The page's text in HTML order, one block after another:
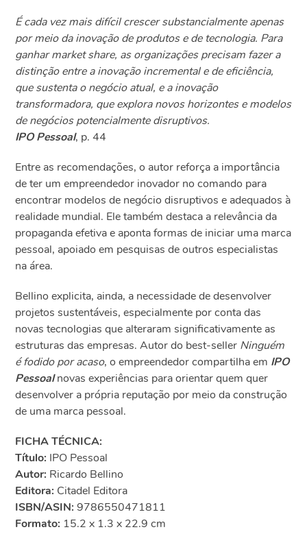
É cada vez mais difícil crescer substancialmente apenas
por meio da inovação de produtos e de tecnologia. Para
ganhar market share, as organizações precisam fazer a
distinção entre a inovação incremental e de eficiência,
que sustenta o negócio atual, e a inovação
transformadora, que explora novos horizontes e modelos
de negócios potencialmente disruptivos.
IPO Pessoal, p. 44
Entre as recomendações, o autor reforça a importância
de ter um empreendedor inovador no comando para
encontrar modelos de negócio disruptivos e adequados à
realidade mundial. Ele também destaca a relevância da
propaganda efetiva e aponta formas de iniciar uma marca
pessoal, apoiado em pesquisas de outros especialistas
na área.
Bellino explicita, ainda, a necessidade de desenvolver
projetos sustentáveis, especialmente por conta das
novas tecnologias que alteraram significativamente as
estruturas das empresas. Autor do best-seller Ninguém
é fodido por acaso, o empreendedor compartilha em IPO
Pessoalnovas experiências para orientar quem quer
desenvolver a própria reputação por meio da construção
de uma marca pessoal.
FICHA TÉCNICA:
Título: IPO Pessoal
Autor: Ricardo Bellino
Editora: Citadel Editora
ISBN/ASIN:9786550471811
Formato: 15.2 x 1.3 x 22.9 cm